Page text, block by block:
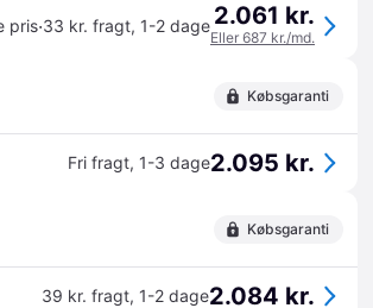
pris·33 kr. fragt, 1-2 dage 2.061 kr.
Eller 687 kr./md.
Købsgaranti
Fri fragt, 1-3 dage2.095 kr.
Købsgaranti
39 kr. fragt, 1-2 dage2.084 kr.